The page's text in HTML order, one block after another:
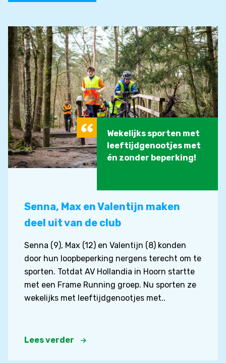
Wekelijks sporten met
leeftijdgenootjes met
én zonder beperking!
Senna, Max en Valentijn maken
deel uit van de club
Senna (9), Max (12) en Valentijn (8) konden
door hun loopbeperking nergens terecht om te
sporten. Totdat AV Hollandia in Hoorn startte
met een Frame Running groep. Nu sporten ze
wekelijks met leeftijdgenootjes met..
Lees verder